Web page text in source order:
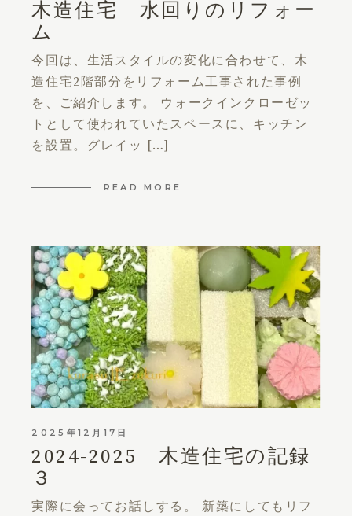
木造住宅 水回りのリフォー
ム
今回は、生活スタイルの変化に合わせて、木
造住宅2階部分をリフォーム工事された事例
を、ご紹介します。 ウォークインクローゼッ
トとして使われていたスペースに、キッチン
を設置。グレイッ […]
READ MORE
2025年12月17日
2024-2025 木造住宅の記録
３
実際に会ってお話しする。 新築にしてもリフ